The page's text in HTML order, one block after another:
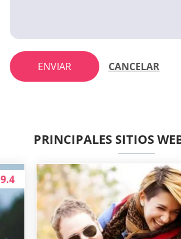
ENVIAR CANCELAR
PRINCIPALES SITIOS
9.4